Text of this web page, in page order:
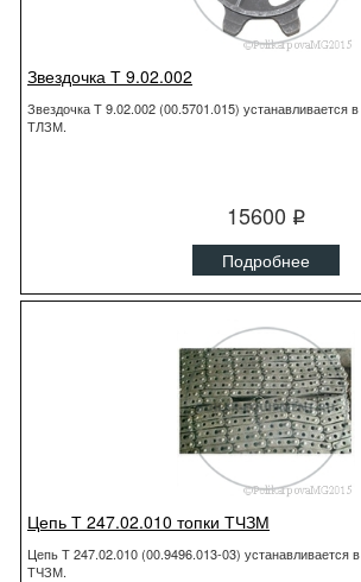
Звездочка Т 9.02.002
Звездочка Т 9.02.002 (00.5701.015) устанавливается
ТЛЗМ.
15600 q
Подробнее
Цепь Т 247.02.010 топки ТЧЗМ
Цепь Т 247.02.010 (00.9496.013-03) устанавливается
ТЧЗМ.